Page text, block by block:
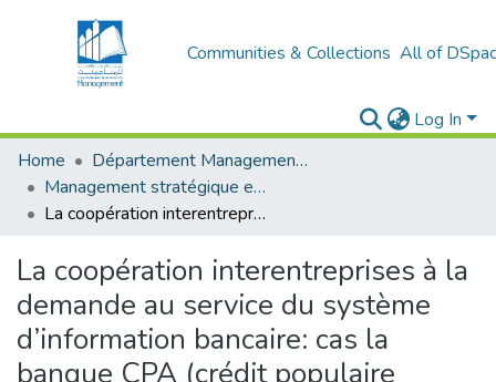
Communities & Collections All of
Log In
Home
Département Management stratégique et système
Management stratégique et système d’information (MSSI)
La coopération interentreprises à la demande au service du système d’information bancaire: cas la banque CPA (crédit populaire d'algérie)
La coopération interentreprises à la
demande au service du système
d’information bancaire: cas la
banque CPA (crédit populaire